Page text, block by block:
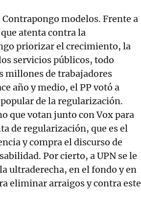
modelos. Frente a
atenta contra la
priorizar el crecimiento, la
servicios públicos, todo
millones de trabajadores
año y medio, el PP votó a
de la regularización.
que votan junto con Vox para
de regularización, que es el
y compra el discurso de
Por cierto, a UPN se le
ultraderecha, en el fondo y en
eliminar arraigos y contra este